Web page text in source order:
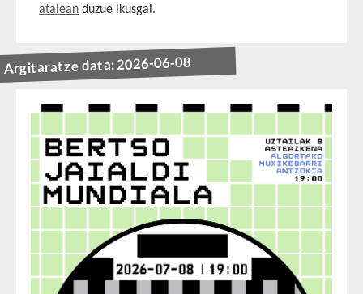
atalean duzue ikusgai.
Argitaratze data: 2026-06-08